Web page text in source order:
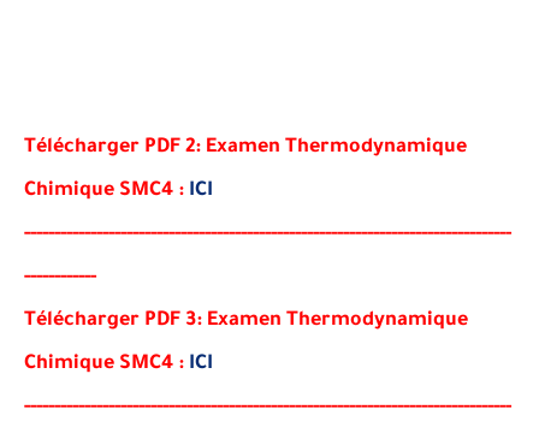
Télécharger PDF 2: Examen Thermodynamique
Chimique SMC4 : ICI
---------------------------------------------------------------------------------
------------
Télécharger PDF 3: Examen Thermodynamique
Chimique SMC4 : ICI
---------------------------------------------------------------------------------